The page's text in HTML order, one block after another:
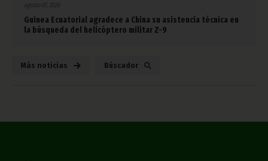
agosto 07, 2026
Guinea Ecuatorial agradece a China su asistencia técnica en
la búsqueda del helicóptero militar Z-9
Más noticias Búscador